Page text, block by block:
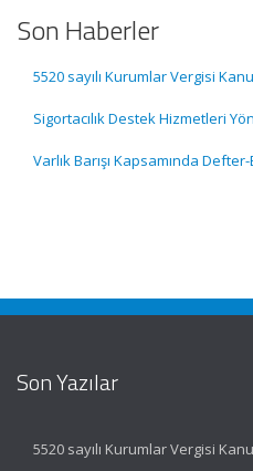
Son Haberler
5520 sayılı Kurumlar Vergisi
Sigortacılık Destek Hizmetleri
Varlık Barışı Kapsamında
Son Yazılar
5520 sayılı Kurumlar Vergisi